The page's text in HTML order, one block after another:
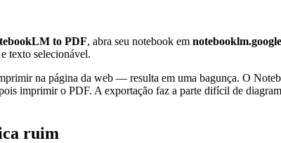
to PDF, abra seu notebook em
texto selecionável.
na página da web — resulta em uma bagunça. O
imprimir o PDF. A exportação faz a parte difícil de
ruim